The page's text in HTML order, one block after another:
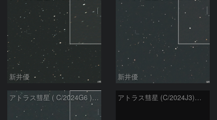
新井優 新井優
アトラス彗星 ( C/2024G6 )：2026/07/09 アトラス彗星 (C/2024J3)：2026/07/09